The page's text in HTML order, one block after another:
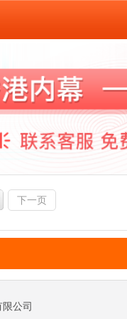
下一页
公司